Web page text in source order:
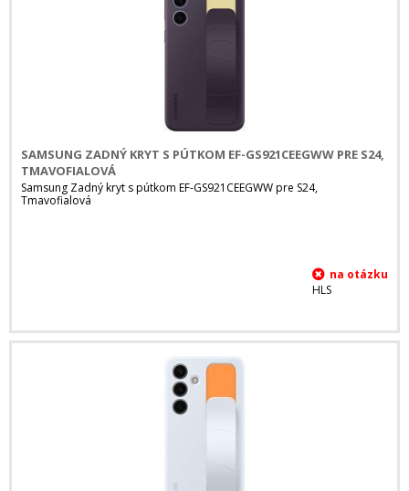
SAMSUNG ZADNÝ KRYT S PÚTKOM EF-GS921CEEGWW PRE S24,
TMAVOFIALOVÁ
Samsung Zadný kryt s pútkom EF-GS921CEEGWW pre S24,
Tmavofialová
HLS